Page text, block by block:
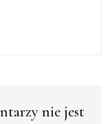
nie jest